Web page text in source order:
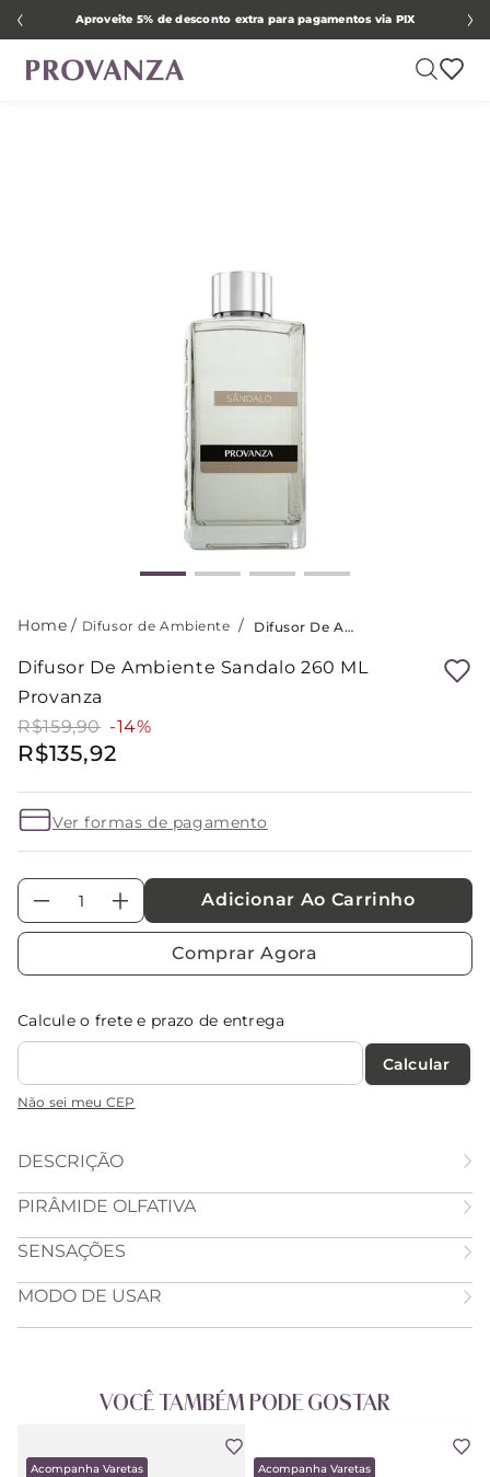
Aproveite 5% de desconto extra para pagamentos via PIX
Difusor de Ambiente Difusor De Ambiente Sandalo 260 ML Provanza
Difusor De Ambiente Sandalo 260 ML
Provanza
R$159,90 -14%
R$135,92
Ver formas de pagamento
＋
－ Adicionar Ao Carrinho
Comprar Agora
Calcule o frete e prazo de entrega
Não sei meu CEP
DESCRIÇÃO
PIRÂMIDE OLFATIVA
SENSAÇÕES
MODO DE USAR
VOCÊ TAMBÉM PODE GOSTAR
Acompanha Varetas Acompanha Varetas